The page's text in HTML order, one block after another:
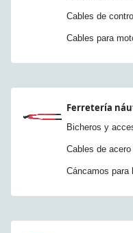
Cables de
Cables para
Ferretería
Bicheros y
Cables de
Cáncamos para